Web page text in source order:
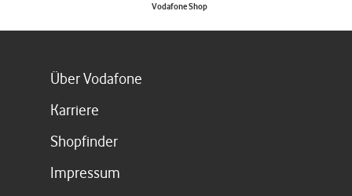
Vodafone Shop
Über Vodafone
Karriere
ShopfinderLink öffnet in einem neuen Tab
Impressum